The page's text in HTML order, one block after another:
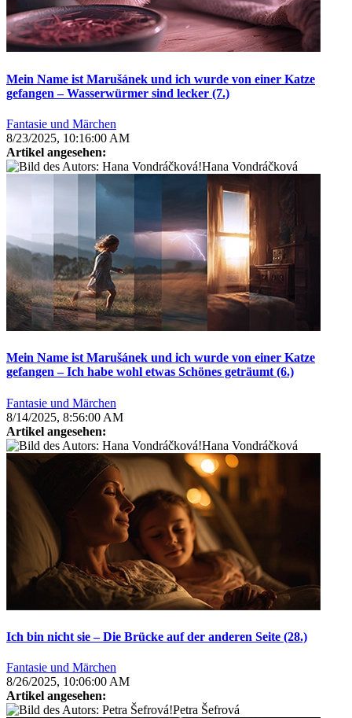
Mein Name ist Marušánek und ich wurde von einer Katze
gefangen – Wasserwürmer sind lecker (7.)
Fantasie und Märchen
8/23/2025, 10:16:00 AM
Artikel angesehen:
Hana Vondráčková
Mein Name ist Marušánek und ich wurde von einer Katze
gefangen – Ich habe wohl etwas Schönes geträumt (6.)
Fantasie und Märchen
8/14/2025, 8:56:00 AM
Artikel angesehen:
Hana Vondráčková
Ich bin nicht sie – Die Brücke auf der anderen Seite (28.)
Fantasie und Märchen
8/26/2025, 10:06:00 AM
Artikel angesehen:
Petra Šefrová